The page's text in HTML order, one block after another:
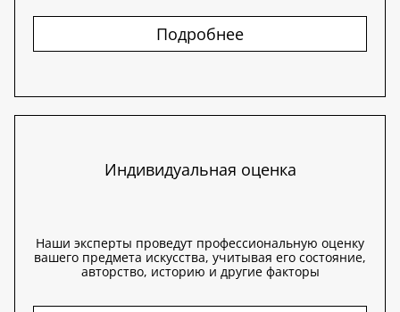
Подробнее
Индивидуальная оценка
Наши эксперты проведут профессиональную оценку
вашего предмета искусства, учитывая его состояние,
авторство, историю и другие факторы